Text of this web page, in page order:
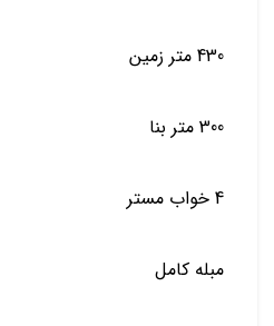
430 متر زمین
300 متر بنا
4 خواب مستر
مبله کامل